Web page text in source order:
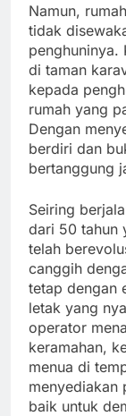
Namun,
tidak
penghuninya.
di taman
kepada
rumah yang
Dengan
berdiri dan
bertanggung
Seiring
dari 50 tahun
telah
canggih
tetap dengan
letak yang
operator
keramahan,
menua di
menyediakan
baik untuk